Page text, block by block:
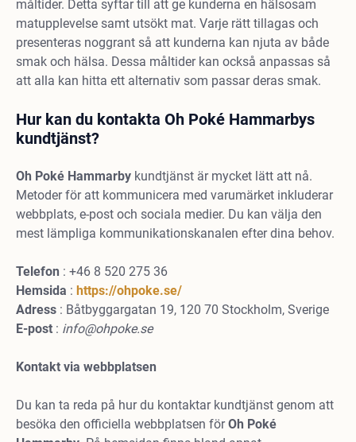
måltider. Detta syftar till att ge kunderna en hälsosam
matupplevelse samt utsökt mat. Varje rätt tillagas och
presenteras noggrant så att kunderna kan njuta av både
smak och hälsa. Dessa måltider kan också anpassas så
att alla kan hitta ett alternativ som passar deras smak.
Hur kan du kontakta Oh Poké Hammarbys
kundtjänst?
Oh Poké Hammarby kundtjänst är mycket lätt att nå.
Metoder för att kommunicera med varumärket inkluderar
webbplats, e-post och sociala medier. Du kan välja den
mest lämpliga kommunikationskanalen efter dina behov.
Telefon : +46 8 520 275 36
Hemsida : https://ohpoke.se/
Adress : Båtbyggargatan 19, 120 70 Stockholm, Sverige
E-post : info@ohpoke.se
Kontakt via webbplatsen
Du kan ta reda på hur du kontaktar kundtjänst genom att
besöka den officiella webbplatsen förOh Poké